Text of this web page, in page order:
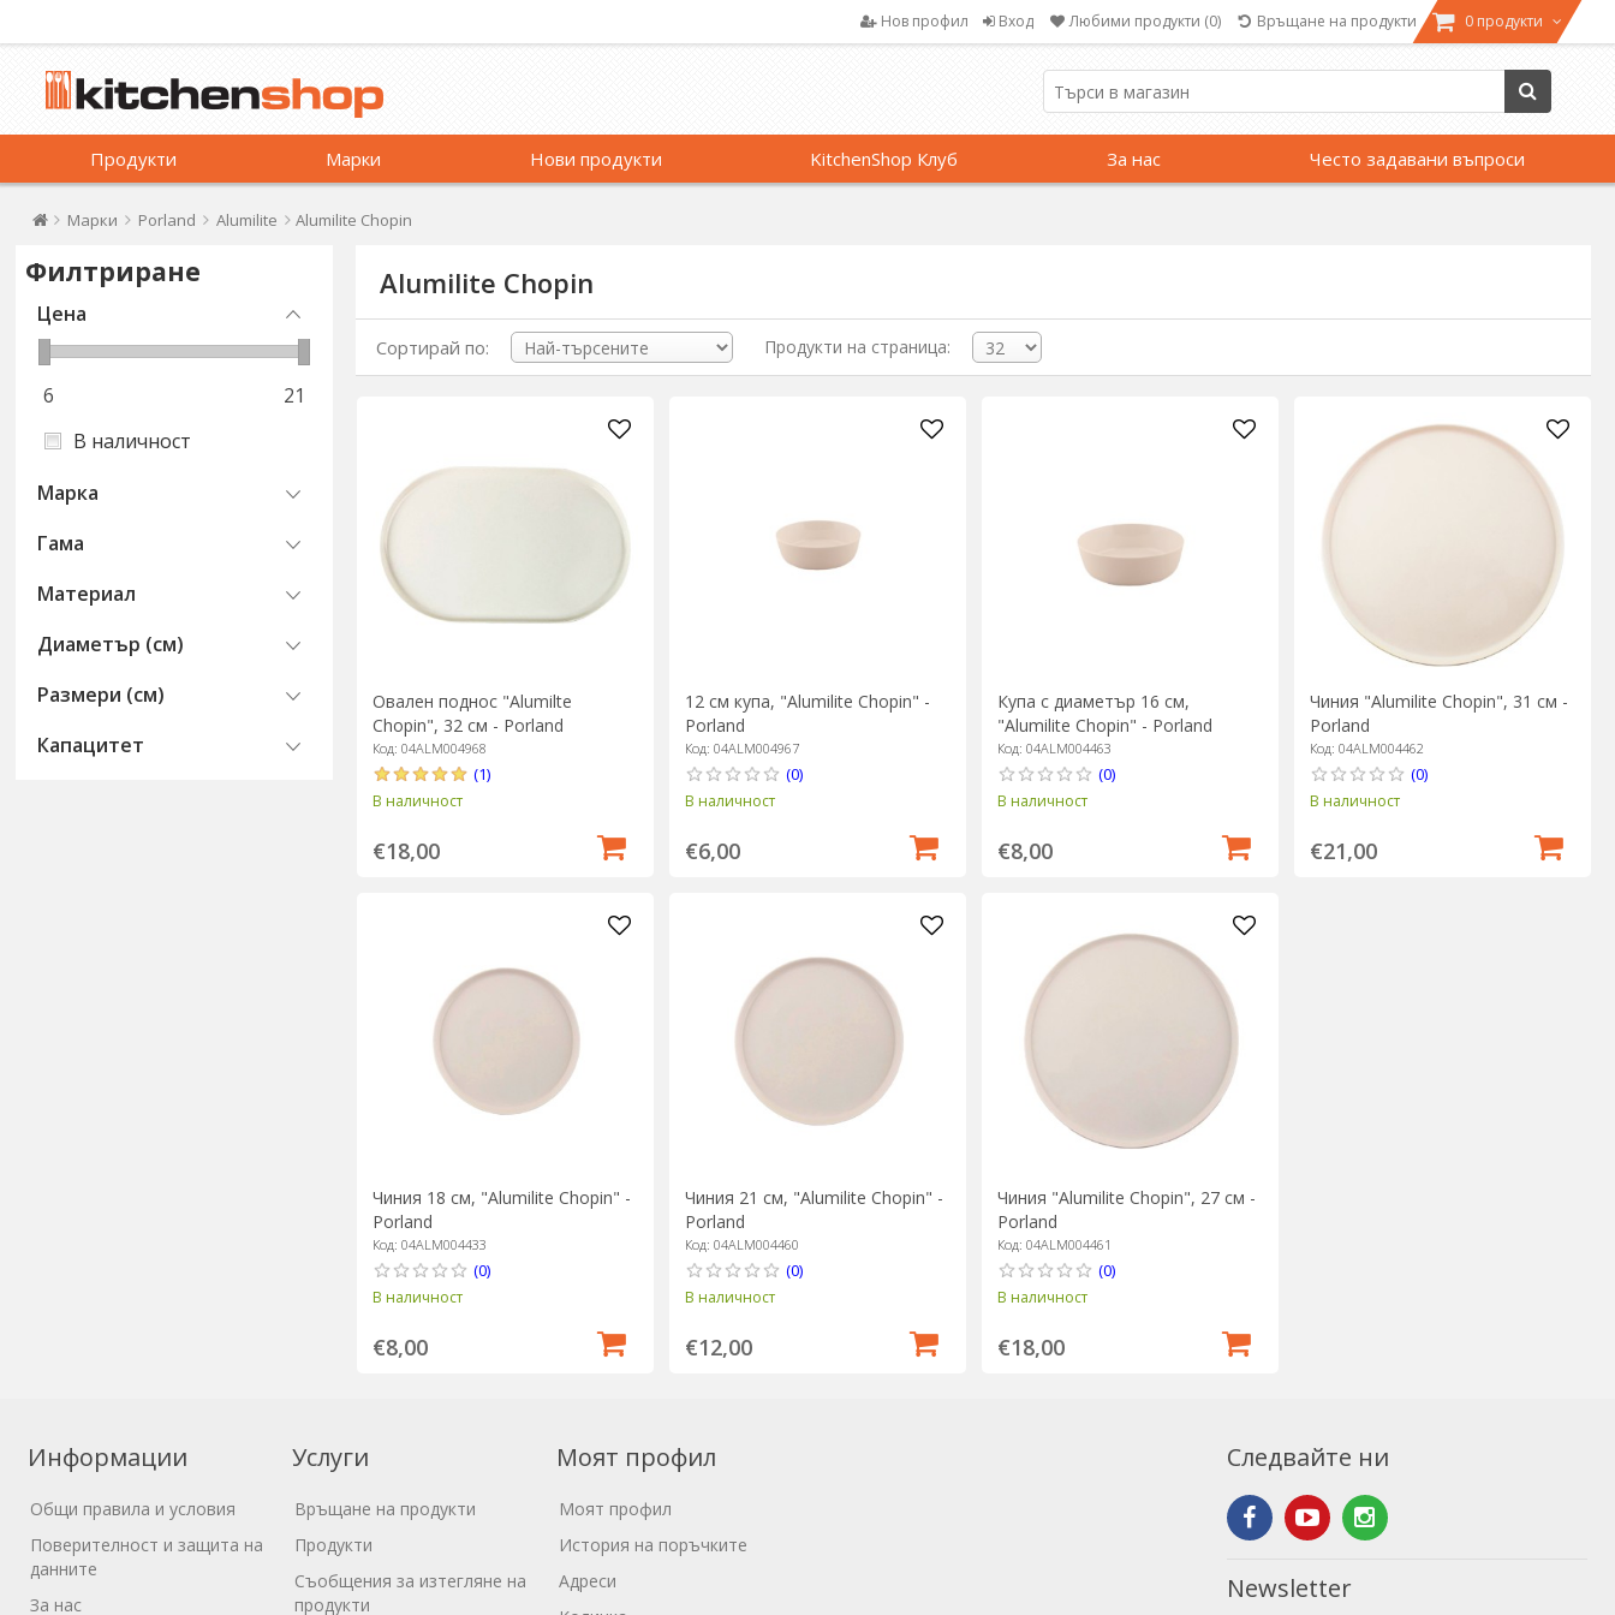
Нов профил Вход Любими продукти (0) Връщане на продукти 0 продукти
Продукти Марки Нови продукти KitchenShop Клуб За нас Често задавани въпроси
Марки Porland Alumilite Alumilite Chopin
Филтриране
Цена
6
21
В наличност
Марка
Гама
Материал
Диаметър (см)
Размери (см)
Капацитет
Alumilite Chopin
Сортирай по: Продукти на страница:
Овален поднос "Аlumilte
Chopin", 32 см - Porland
Код: 04ALM004968
(1)
В наличност
€18,00
12 см купа, "Alumilite Chopin" -
Porland
Код: 04ALM004967
(0)
В наличност
€6,00
Купа с диаметър 16 см,
"Alumilite Chopin" - Porland
Код: 04ALM004463
(0)
В наличност
€8,00
Чиния "Аlumilite Chopin", 31 см -
Porland
Код: 04ALM004462
(0)
В наличност
€21,00
Чиния 18 см, "Аlumilite Chopin" -
Porland
Код: 04ALM004433
(0)
В наличност
€8,00
Чиния 21 см, "Аlumilite Chopin" -
Porland
Код: 04ALM004460
(0)
В наличност
€12,00
Чиния "Аlumilite Chopin", 27 см -
Porland
Код: 04ALM004461
(0)
В наличност
€18,00
Информации
Общи правила и условия
Поверителност и защита на
данните
За нас
Услуги
Връщане на продукти
Продукти
Съобщения за изтегляне на
продукти
Моят профил
Моят профил
История на поръчките
Адреси
Следвайте ни
Newsletter